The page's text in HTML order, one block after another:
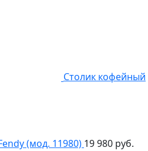
Столик кофейный
(мод. 11980) 19 980 руб.